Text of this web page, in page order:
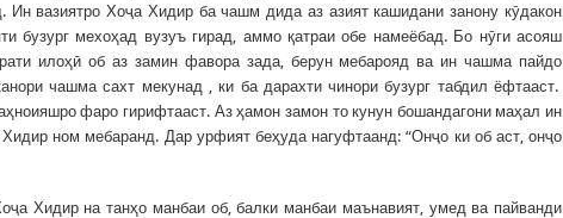
вазиятро Хоҷа Хидир ба чашм дида аз азият кашидани занону кӯдакон
бузург мехоҳад вузуъ гирад, аммо қатраи обе намеёбад. Бо нӯги асояш
илоҳӣ об аз замин фавора зада, берун мебарояд ва ин чашма пайдо
чашма сахт мекунад , ки ба дарахти чинори бузург табдил ёфтааст.
фаро гирифтааст. Аз ҳамон замон то кунун бошандагони маҳал ин
ном мебаранд. Дар урфият беҳуда нагуфтаанд: “Онҷо ки об аст, онҷо
Хидир на танҳо манбаи об, балки манбаи маънавият, умед ва пайванди